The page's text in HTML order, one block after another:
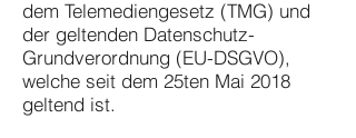
dem Telemediengesetz (TMG) und
der geltenden Datenschutz-
Grundverordnung (EU-DSGVO),
welche seit dem 25ten Mai 2018
geltend ist.